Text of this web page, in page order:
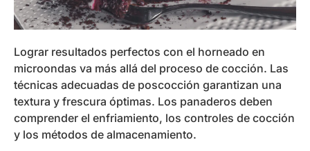
Lograr resultados perfectos con el horneado en
microondas va más allá del proceso de cocción. Las
técnicas adecuadas de poscocción garantizan una
textura y frescura óptimas. Los panaderos deben
comprender el enfriamiento, los controles de cocción
y los métodos de almacenamiento.